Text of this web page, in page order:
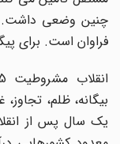
چنین وضعی داشت.
فراوان است. برای
بیگانه، ظلم،
یک سال پس از